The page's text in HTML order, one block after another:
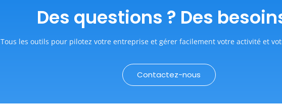
Des questions ? Des
Tous les outils pour pilotez votre entreprise et gérer facilement votre activité et
Contactez-nous